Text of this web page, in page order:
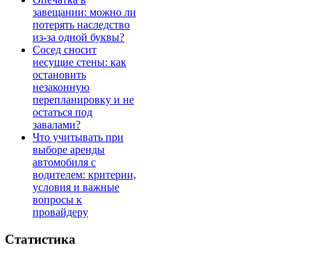
завещании: можно ли
потерять наследство
из-за одной буквы?
Сосед сносит
несущие стены: как
остановить
незаконную
перепланировку и не
остаться под
завалами?
Что учитывать при
выборе аренды
автомобиля с
водителем: критерии,
условия и важные
вопросы к
провайдеру
Статистика